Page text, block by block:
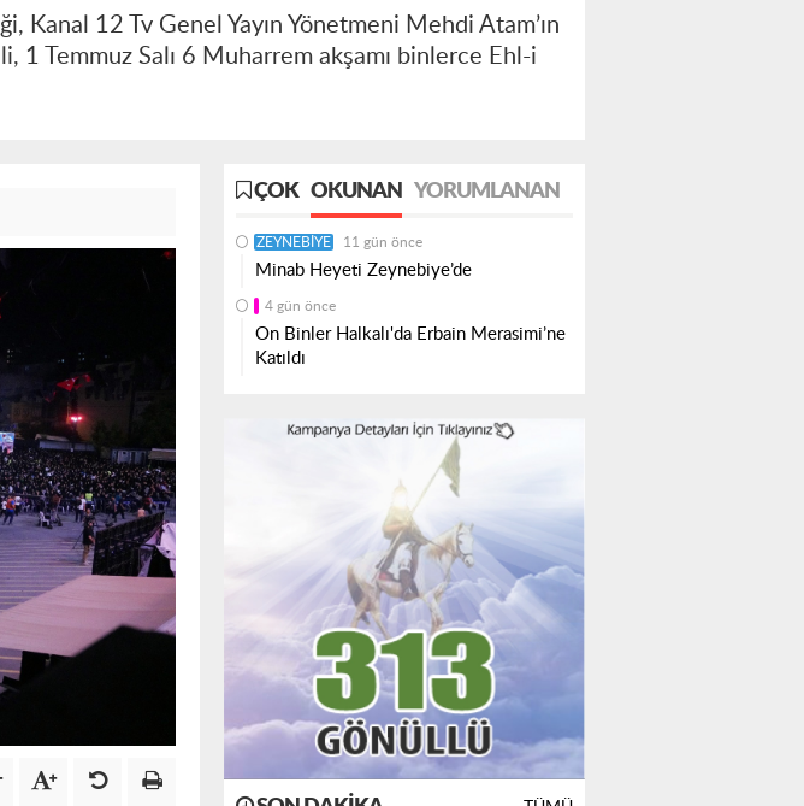
12 Tv Genel Yayın Yönetmeni Mehdi Atam’ın
1 Temmuz Salı 6 Muharrem akşamı binlerce Ehl-i
ÇOK OKUNAN YORUMLANAN
ZEYNEBIYE 11 gün önce
Minab Heyeti Zeynebiye’de
4 gün önce
On Binler Halkalı'da Erbain Merasimi’ne
Katıldı